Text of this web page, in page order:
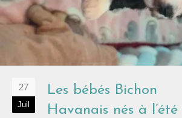
27
Juil
Les bébés Bichon
Havanais nés à